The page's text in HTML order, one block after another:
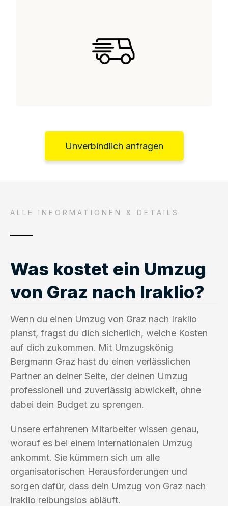
Unverbindlich anfragen
ALLE INFORMATIONEN & DETAILS
Was kostet ein Umzug
von Graz nach Iraklio?
Wenn du einen Umzug von Graz nach Iraklio
planst, fragst du dich sicherlich, welche Kosten
auf dich zukommen. Mit Umzugskönig
Bergmann Graz hast du einen verlässlichen
Partner an deiner Seite, der deinen Umzug
professionell und zuverlässig abwickelt, ohne
dabei dein Budget zu sprengen.
Unsere erfahrenen Mitarbeiter wissen genau,
worauf es bei einem internationalen Umzug
ankommt. Sie kümmern sich um alle
organisatorischen Herausforderungen und
sorgen dafür, dass dein Umzug von Graz nach
Iraklio reibungslos abläuft.